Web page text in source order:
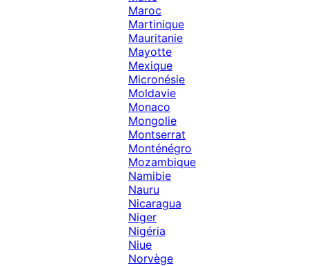
Maroc
Martinique
Mauritanie
Mayotte
Mexique
Micronésie
Moldavie
Monaco
Mongolie
Montserrat
Monténégro
Mozambique
Namibie
Nauru
Nicaragua
Niger
Nigéria
Niue
Norvège